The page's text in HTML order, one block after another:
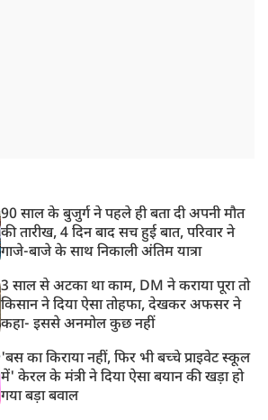
90 साल के बुजुर्ग ने पहले ही बता दी अपनी मौत
की तारीख, 4 दिन बाद सच हुई बात, परिवार ने
गाजे-बाजे के साथ निकाली अंतिम यात्रा
3 साल से अटका था काम, DM ने कराया पूरा तो
किसान ने दिया ऐसा तोहफा, देखकर अफसर ने
कहा- इससे अनमोल कुछ नहीं
'बस का किराया नहीं, फिर भी बच्चे प्राइवेट स्कूल
में' केरल के मंत्री ने दिया ऐसा बयान की खड़ा हो
गया बड़ा बवाल